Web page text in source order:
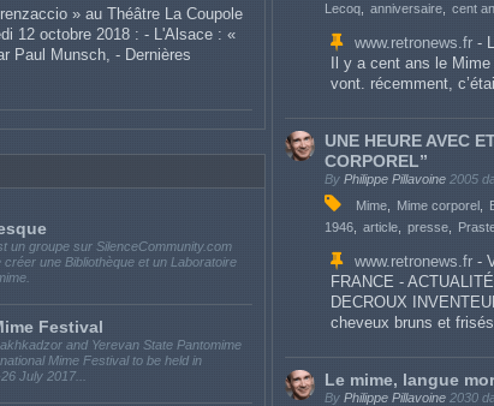
» au Théâtre La Coupole
12 octobre 2018 : - L'Alsace : «
Paul Munsch, - Dernières
un groupe sur SilenceCommunity.com
une Bibliothèque et un Laboratoire
Festival
and Yerevan State Pantomime
Mime Festival to be held in
July 2017...
Lecoq
anniversaire cent
www.retronews.fr -
Il y a cent ans le
vont. récemment,
UNE HEURE AVEC
CORPOREL”
By Philippe Pillavoine 2005
Mime
Mime corporel
1946
article presse
www.retronews.fr -
FRANCE -
DECROUX
cheveux bruns et
Le mime, langue
By Philippe Pillavoine 2030